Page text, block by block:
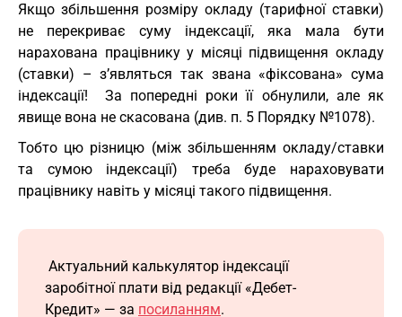
Якщо збільшення розміру окладу (тарифної ставки)
не перекриває суму індексації, яка мала бути
нарахована працівнику у місяці підвищення окладу
(ставки) – з’являться так звана «фіксована» сума
індексації! За попередні роки її обнулили, але як
явище вона не скасована (див. п. 5 Порядку №1078).
Тобто цю різницю (між збільшенням окладу/ставки
та сумою індексації) треба буде нараховувати
працівнику навіть у місяці такого підвищення.
Актуальний калькулятор індексації
заробітної плати від редакції «Дебет-
Кредит» — за посиланням.